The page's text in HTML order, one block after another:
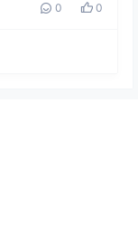
0 0